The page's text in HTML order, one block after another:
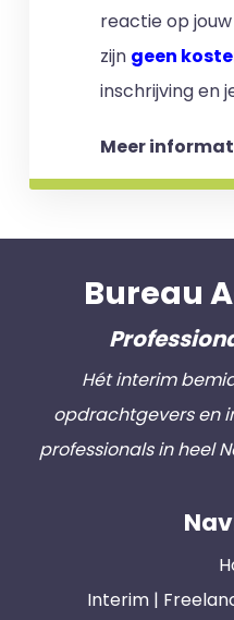
reactie op
zijn geen
inschrijving en
Meer
Bureau
Hét interim
opdrachtgevers en
professionals in heel
Interim |